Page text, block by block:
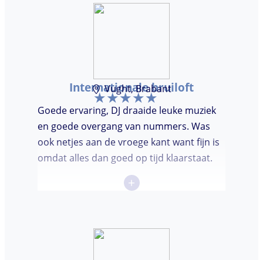
avondje gehad en zou DJ huren zeker
Internationale bruiloft
Vught, Brabant
Goede ervaring, DJ draaide leuke muziek
en goede overgang van nummers. Was
ook netjes aan de vroege kant want fijn is
omdat alles dan goed op tijd klaarstaat.
+